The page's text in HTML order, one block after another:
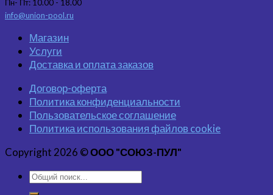
Пн- Пт: 10.00 - 18.00
info@union-pool.ru
Магазин
Услуги
Доставка и оплата заказов
Договор-оферта
Политика конфиденциальности
Пользовательское соглашение
Политика использования файлов cookie
Copyright 2026 ©ООО "СОЮЗ-ПУЛ"